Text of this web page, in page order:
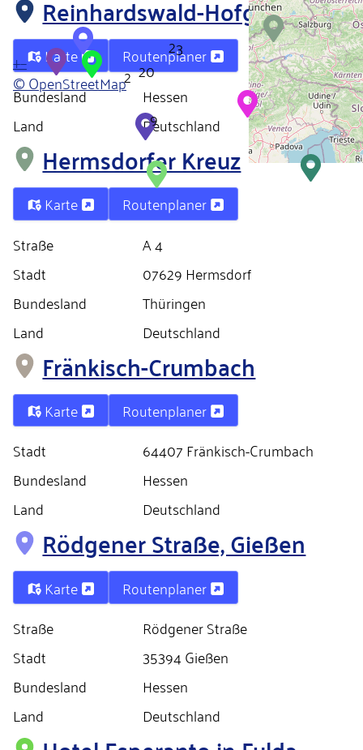
3
2 20
9
2
+−
© OpenStreetMap
Reinhardswald-Hofgeismar
Karte
Routenplaner
Bundesland
Hessen
Land
Deutschland
Hermsdorfer Kreuz
Karte
Routenplaner
Straße
A 4
Stadt
07629 Hermsdorf
Bundesland
Thüringen
Land
Deutschland
Fränkisch-Crumbach
Karte
Routenplaner
Stadt
64407 Fränkisch-Crumbach
Bundesland
Hessen
Land
Deutschland
Rödgener Straße, Gießen
Karte
Routenplaner
Straße
Rödgener Straße
Stadt
35394 Gießen
Bundesland
Hessen
Land
Deutschland